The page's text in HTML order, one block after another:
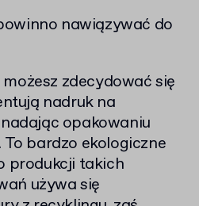
nawiązywać do
zdecydować się
nadruk na
opakowaniu
. To bardzo ekologiczne
produkcji takich
używa się